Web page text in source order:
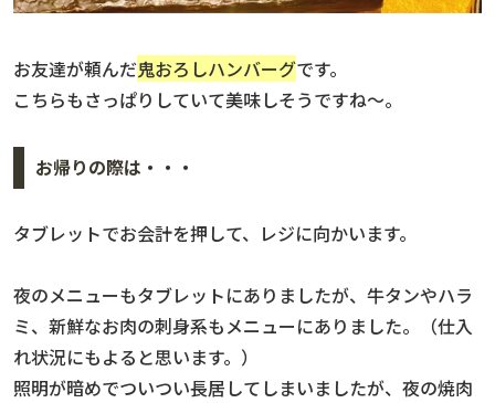
お友達が頼んだ鬼おろしハンバーグです。
こちらもさっぱりしていて美味しそうですね〜。
お帰りの際は・・・
タブレットでお会計を押して、レジに向かいます。
夜のメニューもタブレットにありましたが、牛タンやハラ
ミ、新鮮なお肉の刺身系もメニューにありました。（仕入
れ状況にもよると思います。）
照明が暗めでついつい長居してしまいましたが、夜の焼肉